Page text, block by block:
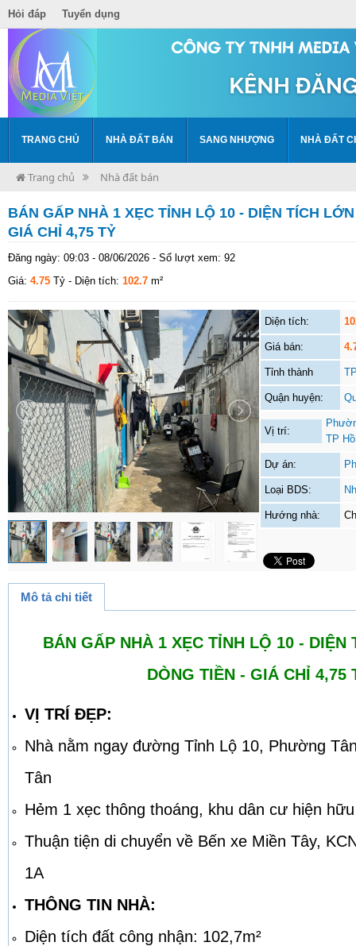
Hỏi đáp Tuyển dụng
TRANG CHỦ NHÀ ĐẤT BÁN SANG NHƯỢNG NHÀ ĐẤT
Trang chủ Nhà đất bán
BÁN GẤP NHÀ 1 XẸC TỈNH LỘ 10 - DIỆN TÍCH
GIÁ CHỈ 4,75 TỶ
Đăng ngày: 09:03 - 08/06/2026 - Số lượt xem: 92
Giá: 4.75 Tỷ - Diện tích: 102.7 m²
Diện tích:
Giá bán:
Tỉnh thành
Quận huyện:
Vị trí:
TP
Dự án:
Loại BDS:
Hướng nhà:
Mô tả chi tiết
BÁN GẤP NHÀ 1 XẸC TỈNH LỘ 10 - DIỆN
DÒNG TIỀN - GIÁ CHỈ 4,75
VỊ TRÍ ĐẸP:
Nhà nằm ngay đường Tỉnh Lộ 10, Phường
Tân
Hẻm 1 xẹc thông thoáng, khu dân cư hiện
Thuận tiện di chuyển về Bến xe Miền Tây,
1A
THÔNG TIN NHÀ:
Diện tích đất công nhận: 102,7m²